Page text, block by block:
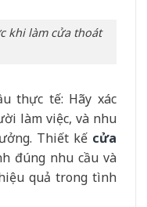
khi làm cửa thoát
thực tế: Hãy xác
làm việc, và nhu
Thiết kế cửa
đúng nhu cầu và
quả trong tình